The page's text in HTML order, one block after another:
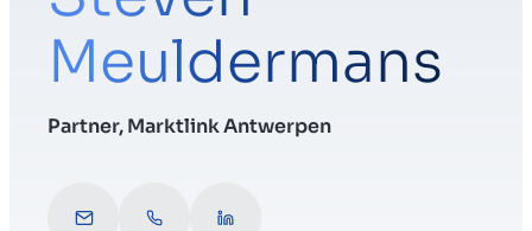
Menu
Meuldermans
Partner, Marktlink Antwerpen
s.meuldermans@marktlink.com
Call Steven